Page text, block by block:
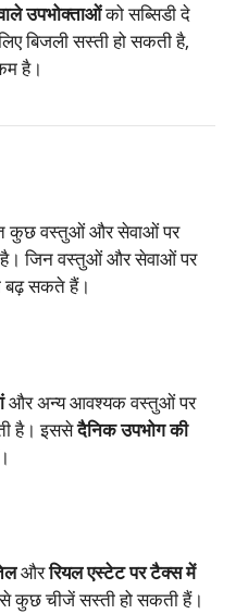
उपभोक्ताओंको सब्सिडी दे
बिजली सस्ती हो सकती है,
है।
कुछ वस्तुओं और सेवाओं पर
है। जिन वस्तुओं और सेवाओं पर
बढ़ सकते हैं।
और अन्य आवश्यक वस्तुओं पर
है। इससेदैनिक उपभोग की
औररियल एस्टेट पर टैक्स में
कुछ चीजें सस्ती हो सकती हैं।